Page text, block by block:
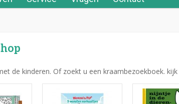
de kinderen. Of zoekt u een kraambezoekboek.